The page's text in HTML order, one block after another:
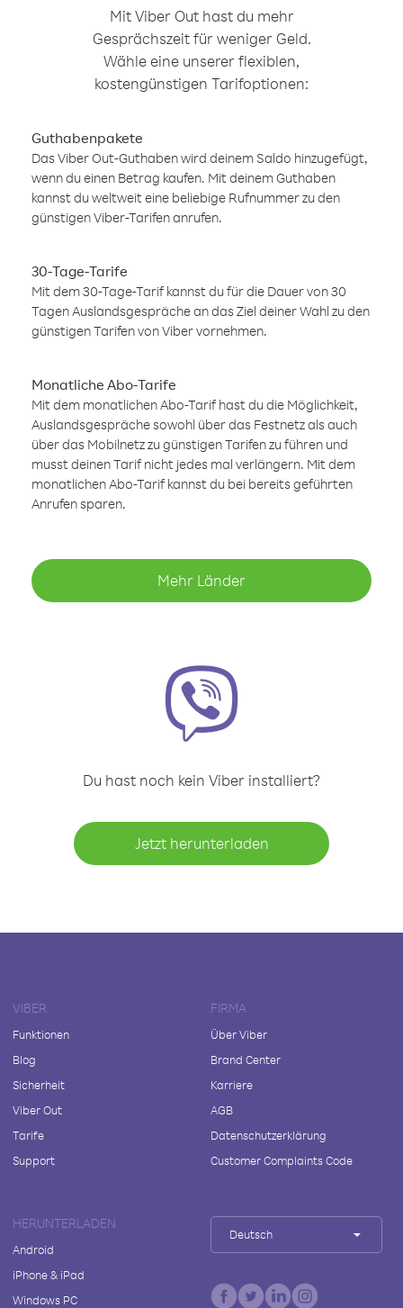
Mit Viber Out hast du mehr
Gesprächszeit für weniger Geld.
Wähle eine unserer flexiblen,
kostengünstigen Tarifoptionen:
Guthabenpakete
Das Viber Out-Guthaben wird deinem Saldo hinzugefügt,
wenn du einen Betrag kaufen. Mit deinem Guthaben
kannst du weltweit eine beliebige Rufnummer zu den
günstigen Viber-Tarifen anrufen.
30-Tage-Tarife
Mit dem 30-Tage-Tarif kannst du für die Dauer von 30
Tagen Auslandsgespräche an das Ziel deiner Wahl zu den
günstigen Tarifen von Viber vornehmen.
Monatliche Abo-Tarife
Mit dem monatlichen Abo-Tarif hast du die Möglichkeit,
Auslandsgespräche sowohl über das Festnetz als auch
über das Mobilnetz zu günstigen Tarifen zu führen und
musst deinen Tarif nicht jedes mal verlängern. Mit dem
monatlichen Abo-Tarif kannst du bei bereits geführten
Anrufen sparen.
Mehr Länder
Du hast noch kein Viber installiert?
Jetzt herunterladen
VIBER
Funktionen
Blog
Sicherheit
Viber Out
Tarife
Support
FIRMA
Über Viber
Brand Center
Karriere
AGB
Datenschutzerklärung
Customer Complaints Code
HERUNTERLADEN
Android
iPhone & iPad
Windows PC
Deutsch